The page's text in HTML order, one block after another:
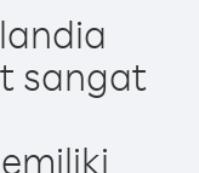
sangat